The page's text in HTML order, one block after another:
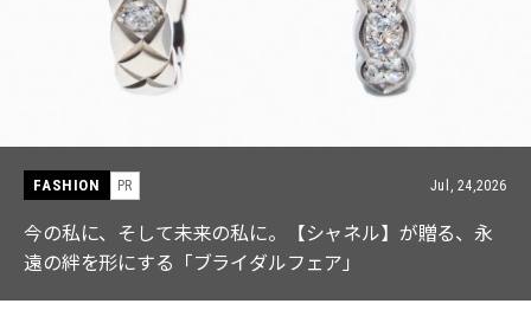
FASHION PR Jul, 15,2026
【ICB】人気インフルエンサーと共同制作! 週5で着たく
なる「名品ブラウス」２選